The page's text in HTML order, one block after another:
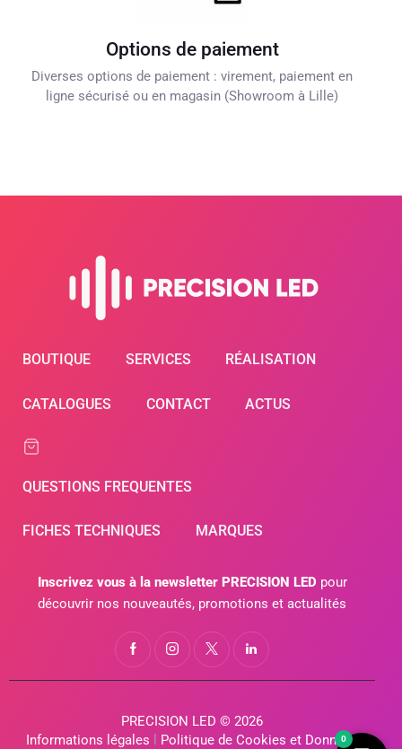
Options de paiement
Diverses options de paiement : virement, paiement en
ligne sécurisé ou en magasin (Showroom à Lille)
BOUTIQUE SERVICES RÉALISATION
CATALOGUES CONTACT ACTUS
QUESTIONS FREQUENTES
FICHES TECHNIQUES MARQUES
Inscrivez vous à la newsletter PRECISION LEDpour
découvrir nos nouveautés, promotions et actualités
PRECISION LED © 2026
Informations légales
Politique de Cookies et Données
0